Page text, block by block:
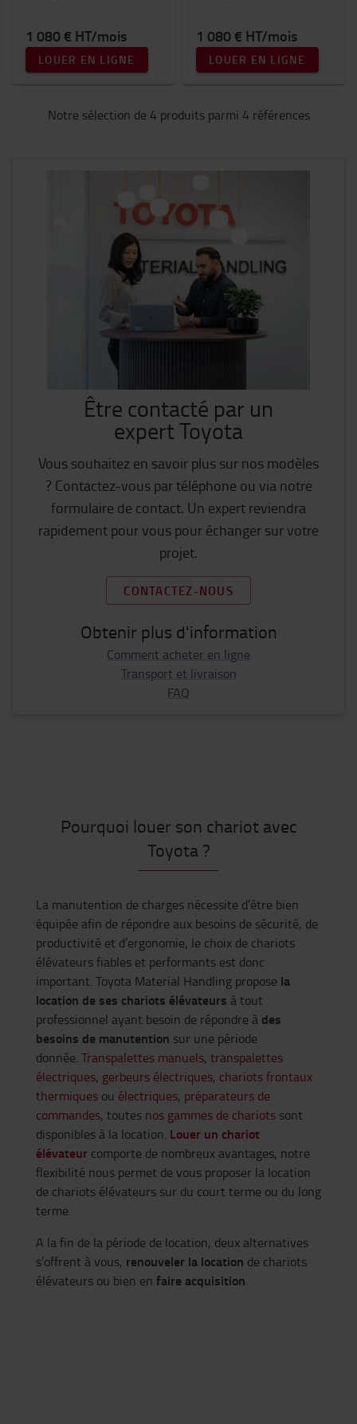
1 080 € HT/mois
LOUER EN LIGNE
1 080 € HT/mois
LOUER EN LIGNE
Notre sélection de 4 produits parmi 4 références
Être contacté par un
expert Toyota
Vous souhaitez en savoir plus sur nos modèles
? Contactez-vous par téléphone ou via notre
formulaire de contact. Un expert reviendra
rapidement pour vous pour échanger sur votre
projet.
CONTACTEZ-NOUS
Obtenir plus d'information
Comment acheter en ligne
Transport et livraison
FAQ
Pourquoi louer son chariot avec
Toyota ?
La manutention de charges nécessite d’être bien
équipée afin de répondre aux besoins de sécurité, de
productivité et d’ergonomie, le choix de chariots
élévateurs fiables et performants est donc
important. Toyota Material Handling propose la
location de ses chariots élévateurs à tout
professionnel ayant besoin de répondre à des
besoins de manutention sur une période
donnée. Transpalettes manuels, transpalettes
électriques, gerbeurs électriques, chariots frontaux
thermiques ou électriques, préparateurs de
commandes, toutes nos gammes de chariots sont
disponibles à la location. Louer un chariot
élévateur comporte de nombreux avantages, notre
flexibilité nous permet de vous proposer la location
de chariots élévateurs sur du court terme ou du long
terme.
A la fin de la période de location, deux alternatives
s’offrent à vous, renouveler la location de chariots
élévateurs ou bien en faire acquisition